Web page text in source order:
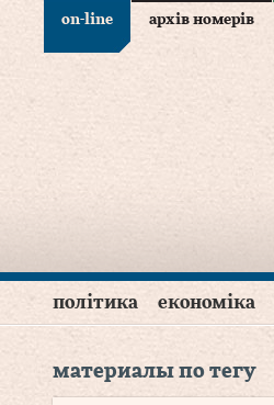
on-line архів номерів
політика економіка
материалы по тегу